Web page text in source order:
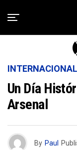
Un Día
Arsenal
By Paul